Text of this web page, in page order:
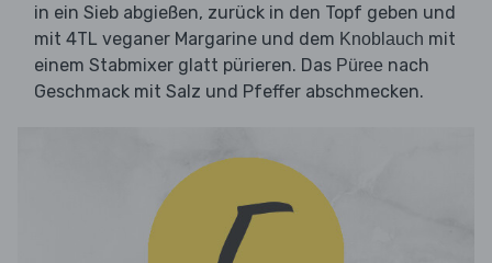
in ein Sieb abgießen, zurück in den Topf geben und
mit 4TL veganer Margarine und dem Knoblauch mit
einem Stabmixer glatt pürieren. Das Püree nach
Geschmack mit Salz und Pfeffer abschmecken.